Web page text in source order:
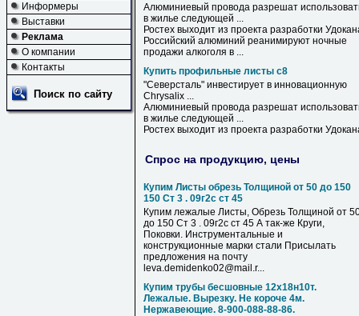
Информеры
Выставки
Реклама
О компании
Контакты
Поиск по сайту
Алюминиевый провода разрешат
в жилье следующей ...
Ростех выходит из проекта разработки
Российский алюминий реанимируют ночные
продажи алкоголя в ...
Купить профильные листы с8
"Северсталь" инвестирует в инновационную
Chrysalix ...
Алюминиевый провода разрешат
в жилье следующей ...
Ростех выходит из проекта разработки
Спрос на продукцию, цены
Купим Листы обрезь Толщиной от 50 до 150
150 Ст 3 . 09г2с ст 45
Купим лежалые Листы, Обрезь Толщиной от
до 150 Ст 3 . 09г2с ст 45 А так-же Круги,
Поковки. Инструментальные и
конструкционные марки стали Присылать
предложения на почту
leva.demidenko02@mail.r...
Купим трубы бесшовные 12х18н10т.
Лежалые. Вырезку. Не короче 4м.
Нержавеющие. 8-900-088-88-86.